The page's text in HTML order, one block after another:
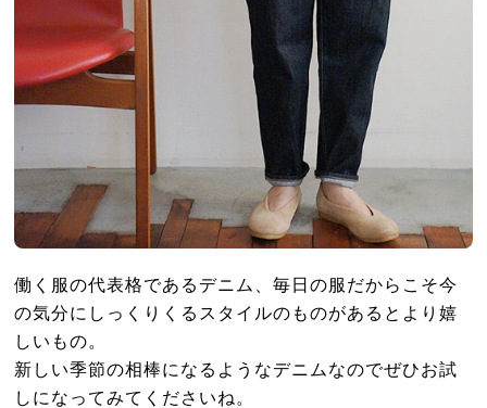
働く服の代表格であるデニム、毎日の服だからこそ今
の気分にしっくりくるスタイルのものがあるとより嬉
しいもの。
新しい季節の相棒になるようなデニムなのでぜひお試
しになってみてくださいね。